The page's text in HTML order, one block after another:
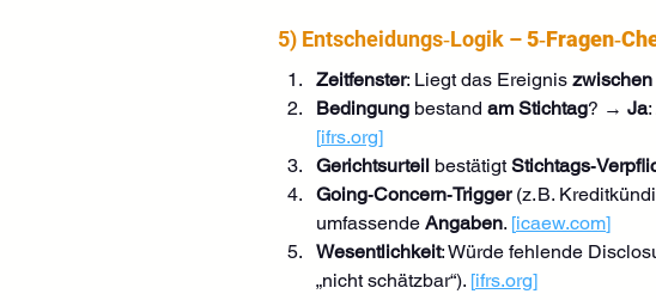
5) Entscheidungs‑Logik –
Zeitfenster: Liegt das Ereignis zwischen
Bedingung bestand am Stichtag? → Ja:
[ifrs.org]
Gerichtsurteil bestätigt
Going‑Concern‑Trigger (z. B.
umfassende Angaben. [icaew.com]
Wesentlichkeit: Würde fehlende
„nicht schätzbar“). [ifrs.org]